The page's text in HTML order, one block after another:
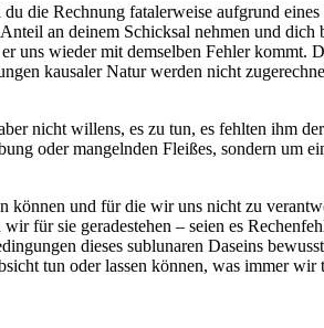
die Rechnung fatalerweise aufgrund
an deinem Schicksal nehmen und
uns wieder mit demselben Fehler
kausaler Natur werden nicht
nicht willens, es zu tun, es fehlten ihm
oder mangelnden Fleißes, sondern um
und für die wir uns nicht zu
für sie geradestehen – seien es
dieses sublunaren Daseins
tun oder lassen können, was immer wir